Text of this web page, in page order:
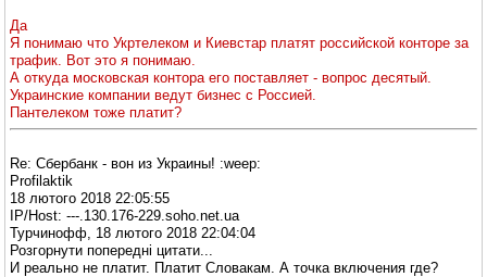
Да
Я понимаю что Укртелеком и Киевстар платят российской конторе за
трафик. Вот это я понимаю.
А откуда московская контора его поставляет - вопрос десятый.
Украинские компании ведут бизнес с Россией.
Пантелеком тоже платит?
Re: Сбербанк - вон из Украины! :weep:
Profilaktik
18 лютого 2018 22:05:55
IP/Host: ---.130.176-229.soho.net.ua
Турчинофф, 18 лютого 2018 22:04:04
Розгорнути попередні цитати...
И реально не платит. Платит Словакам. А точка включения где?